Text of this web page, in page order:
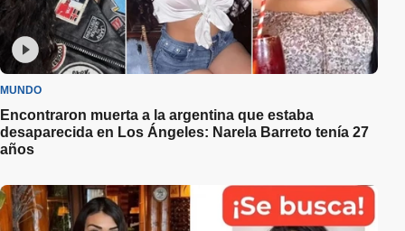
MUNDO
Encontraron muerta a la argentina que estaba
desaparecida en Los Ángeles: Narela Barreto tenía 27
años